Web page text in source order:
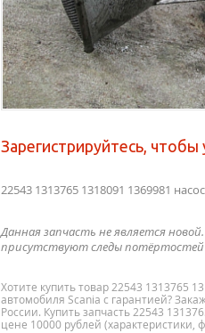
Зарегистрируйтесь, чтобы
22543 1313765 1318091 1369981
Данная запчасть не является
присутствуют следы
Хотите купить товар 22543 1313765
автомобиля Scania с гарантией?
России. Купить запчасть 22543
цене 10000 рублей (характеристики,